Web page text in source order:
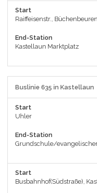
Start
Raiffeisenstr., Büchenbeuren
End-Station
Kastellaun Marktplatz
Buslinie 635 in Kastellaun
Start
Uhler
End-Station
Grundschule/
Start
Busbahnhof(Südstraße),